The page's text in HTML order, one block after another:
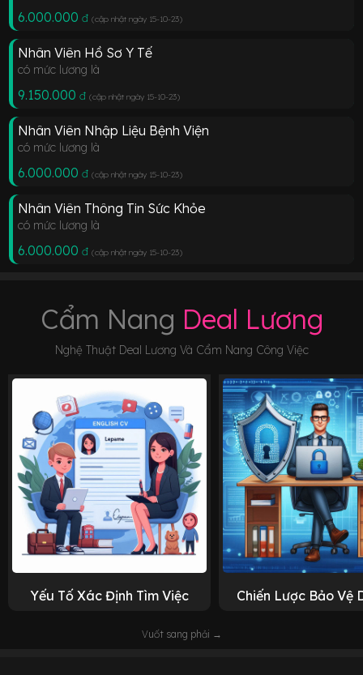
6.000.000 đ (cập nhật ngày 15-10-23)
Nhân Viên Hồ Sơ Y Tế
có mức lương là
9.150.000 đ (cập nhật ngày 15-10-23)
Nhân Viên Nhập Liệu Bệnh Viện
có mức lương là
6.000.000 đ (cập nhật ngày 15-10-23)
Nhân Viên Thông Tin Sức Khỏe
có mức lương là
6.000.000 đ (cập nhật ngày 15-10-23)
Cẩm Nang Deal Lương
Nghệ Thuật Deal Lương Và Cẩm Nang Công Việc
Yếu Tố Xác Định Tìm Việc Chiến Lược Bảo Vệ
Vuốt sang phải →